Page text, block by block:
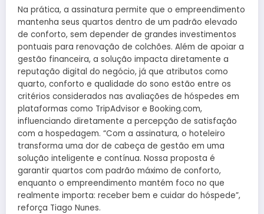
Na prática, a assinatura permite que o empreendimento
mantenha seus quartos dentro de um padrão elevado
de conforto, sem depender de grandes investimentos
pontuais para renovação de colchões. Além de apoiar a
gestão financeira, a solução impacta diretamente a
reputação digital do negócio, já que atributos como
quarto, conforto e qualidade do sono estão entre os
critérios considerados nas avaliações de hóspedes em
plataformas como TripAdvisor e Booking.com,
influenciando diretamente a percepção de satisfação
com a hospedagem. “Com a assinatura, o hoteleiro
transforma uma dor de cabeça de gestão em uma
solução inteligente e contínua. Nossa proposta é
garantir quartos com padrão máximo de conforto,
enquanto o empreendimento mantém foco no que
realmente importa: receber bem e cuidar do hóspede”,
reforça Tiago Nunes.